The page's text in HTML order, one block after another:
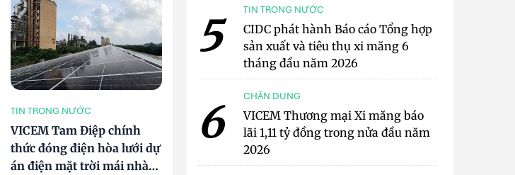
TIN TRONG NƯỚC
VICEM Tam Điệp chính
thức đóng điện hòa lưới dự
án điện mặt trời mái nhà
5 TIN TRONG NƯỚC
CIDC phát hành Báo cáo Tổng hợp
sản xuất và tiêu thụ xi măng 6
tháng đầu năm 2026
6 CHÂN DUNG
VICEM Thương mại Xi măng báo
lãi 1,11 tỷ đồng trong nửa đầu năm
2026